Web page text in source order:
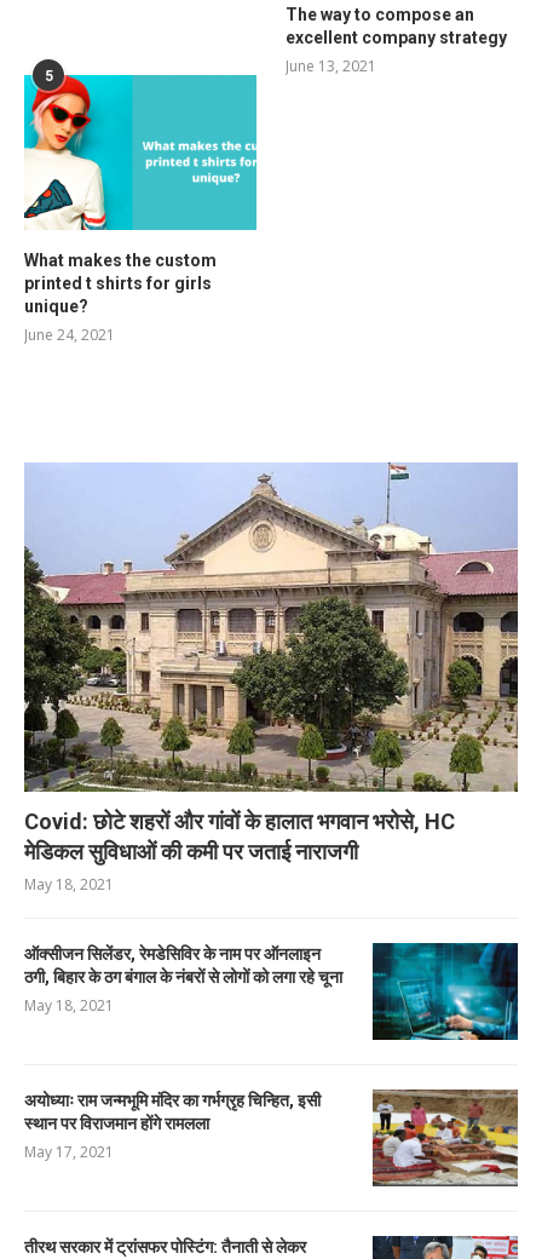
The way to compose an
excellent company strategy
June 13, 2021
5
What makes the custom
printed t shirts for girls
unique?
June 24, 2021
Covid: छोटे शहरों और गांवों के हालात भगवान भरोसे, HC
मेडिकल सुविधाओं की कमी पर जताई नाराजगी
May 18, 2021
ऑक्सीजन सिलेंडर, रेमडेसिविर के नाम पर ऑनलाइन
ठगी, बिहार के ठग बंगाल के नंबरों से लोगों को लगा रहे चूना
May 18, 2021
अयोध्याः राम जन्मभूमि मंदिर का गर्भग्रृह चिन्हित, इसी
स्थान पर विराजमान होंगे रामलला
May 17, 2021
तीरथ सरकार में ट्रांसफर पोस्टिंग: तैनाती से लेकर